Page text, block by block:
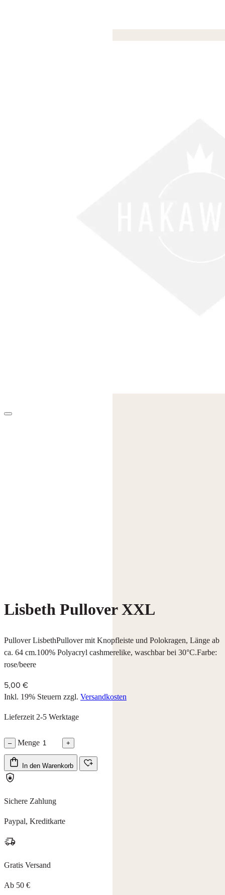
Lisbeth Pullover XXL
Pullover LisbethPullover mit Knopfleiste und Polokragen, Länge ab
ca. 64 cm.100% Polyacryl cashmerelike, waschbar bei 30°C.Farbe:
rose/beere
5,00 €
Inkl. 19% Steuern zzgl. Versandkosten
Lieferzeit 2-5 Werktage
– Menge +
In den Warenkorb
Sichere Zahlung
Paypal, Kreditkarte
Gratis Versand
Ab 50 €